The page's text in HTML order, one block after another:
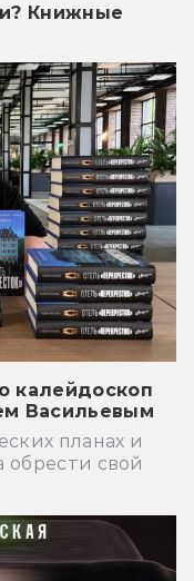
Книжные
калейдоскоп
Васильевым
планах и
обрести свой